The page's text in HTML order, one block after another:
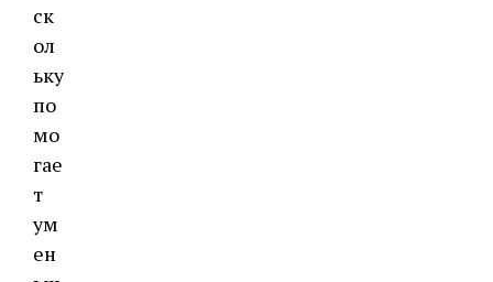
ск
ол
ьку
по
мо
гае
т
ум
ен